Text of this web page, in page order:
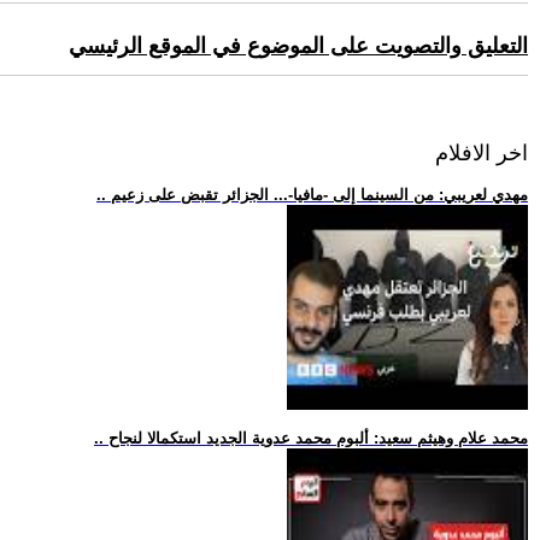
التعليق والتصويت على الموضوع في الموقع الرئيسي
اخر الافلام
.. مهدي لعريبي: من السينما إلى -مافيا-... الجزائر تقبض على زعيم
.. محمد علام وهيثم سعيد: ألبوم محمد عدوية الجديد استكمالا لنجاح